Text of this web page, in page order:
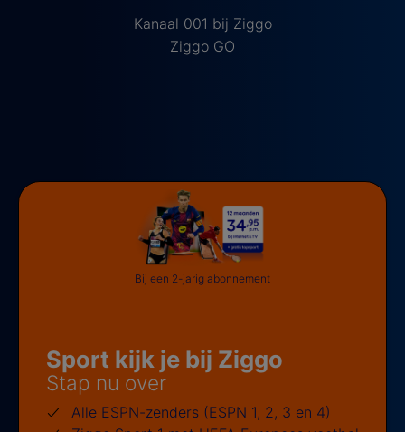
Kanaal 001 bij Ziggo
Ziggo GO
Sport kijk je bij Ziggo
Stap nu over
Alle ESPN-zenders (ESPN 1, 2, 3 en 4)
Bij een 2-jarig abonnement